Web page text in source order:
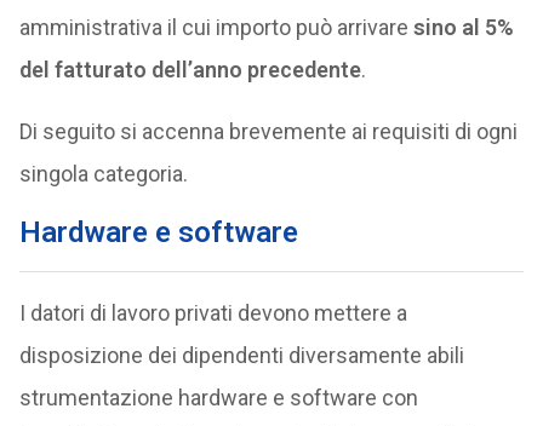
amministrativa il cui importo può arrivare sino al 5%
del fatturato dell’anno precedente.
Di seguito si accenna brevemente ai requisiti di ogni
singola categoria.
Hardware e software
I datori di lavoro privati devono mettere a
disposizione dei dipendenti diversamente abili
strumentazione hardware e software con